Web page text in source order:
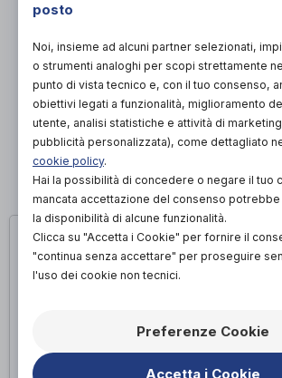
posto
Noi, insieme ad alcuni partner selezionati,
o strumenti analoghi per scopi strettamente
punto di vista tecnico e, con il tuo consenso,
obiettivi legati a funzionalità, miglioramento
utente, analisi statistiche e attività di
pubblicità personalizzata), come dettagliato
cookie policy.
Hai la possibilità di concedere o negare il tuo
mancata accettazione del consenso
la disponibilità di alcune funzionalità.
Clicca su "Accetta i Cookie" per fornire il
"continua senza accettare" per proseguire
l'uso dei cookie non tecnici.
Preferenze Cookie
Accetta i Cookie